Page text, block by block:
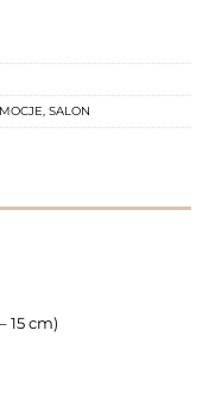
, SALON
15 cm)